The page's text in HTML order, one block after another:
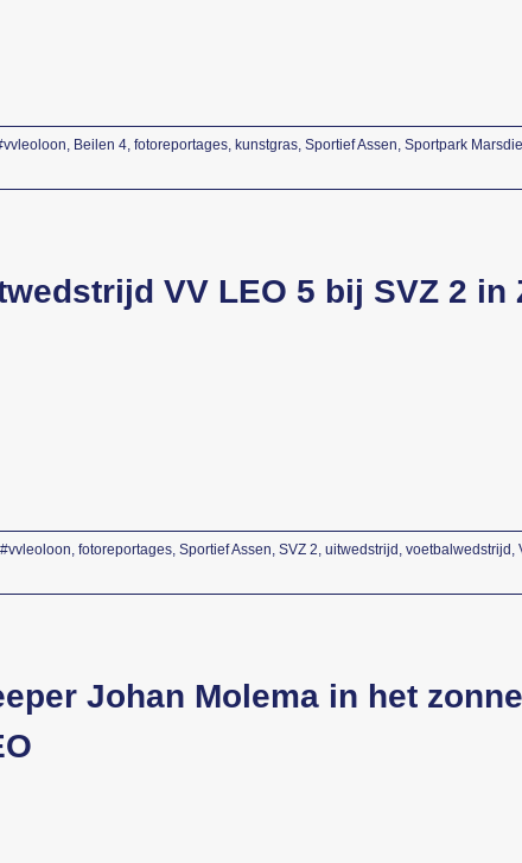
Beilen 4, fotoreportages, kunstgras, Sportief Assen Sportpark
VV LEO 5 bij SVZ 2 in
#vvleoloon fotoreportages, Sportief Assen SVZ 2 uitwedstrijd voetbalwedstrijd
Johan Molema in het